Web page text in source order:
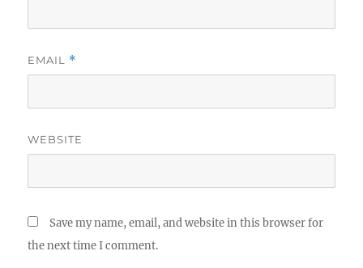
EMAIL *
WEBSITE
Save my name, email, and website in this browser for
the next time I comment.